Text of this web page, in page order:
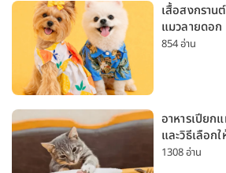
เสื้อสงกราน
แมวลายดอก
หมาเล็กและห
854 อ่าน
อาหารเปียก
และวิธีเลือก
1308 อ่าน